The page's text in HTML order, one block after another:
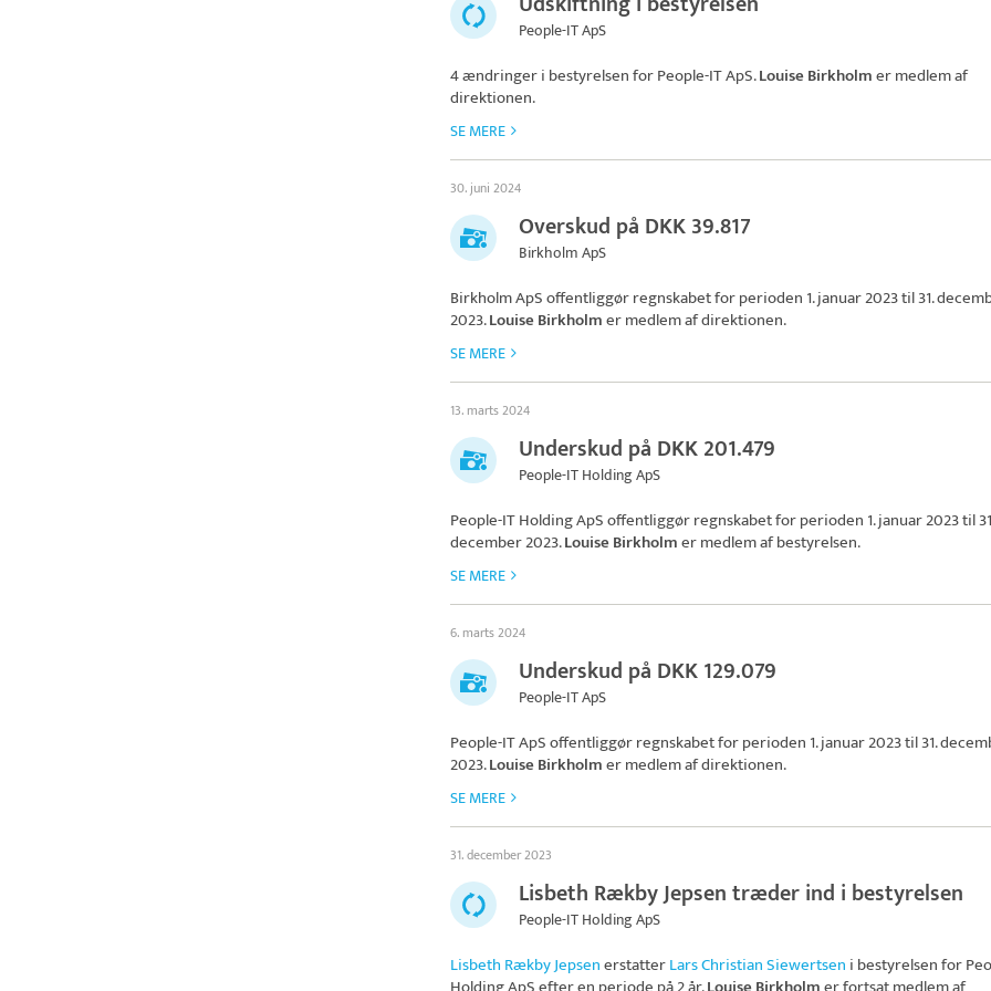
People-IT ApS
4 ændringer i bestyrelsen forPeople-IT ApS.Louise Birkholmer medlem af
direktionen.
SE MERE
30. juni 2024
Overskud på DKK 39.817
Birkholm ApS
Birkholm ApSoffentliggør regnskabet for perioden 1. januar 2023 til 31.
2023.Louise Birkholmer medlem af direktionen.
SE MERE
13. marts 2024
Underskud på DKK 201.479
People-IT Holding ApS
People-IT Holding ApSoffentliggør regnskabet for perioden 1. januar 2023 til
december 2023.Louise Birkholmer medlem af bestyrelsen.
SE MERE
6. marts 2024
Underskud på DKK 129.079
People-IT ApS
People-IT ApSoffentliggør regnskabet for perioden 1. januar 2023 til 31.
2023.Louise Birkholmer medlem af direktionen.
SE MERE
31. december 2023
Lisbeth Rækby Jepsen træder ind i bestyrelsen
People-IT Holding ApS
Lisbeth Rækby JepsenerstatterLars Christian Siewertsen i bestyrelsen for